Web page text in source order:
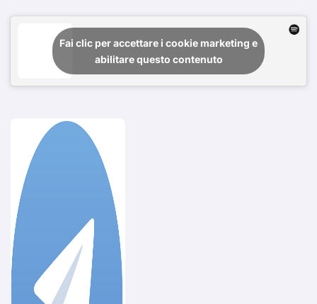
Fai clic per accettare i cookie marketing e
abilitare questo contenuto